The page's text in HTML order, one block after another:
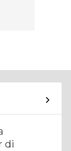
di